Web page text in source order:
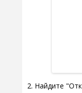
Найдите